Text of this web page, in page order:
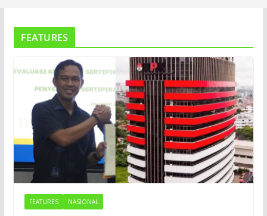
FEATURES
FEATURES NASIONAL